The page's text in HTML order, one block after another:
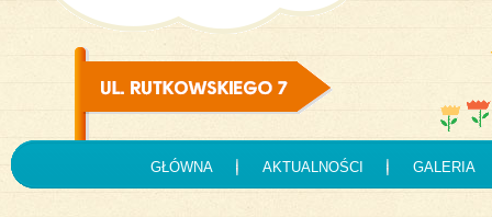
GŁÓWNA AKTUALNOŚCI GALERIA